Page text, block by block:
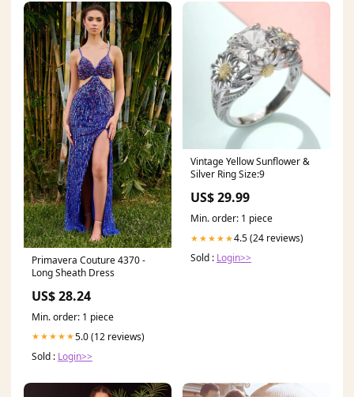
Primavera Couture 4370 -
Long Sheath Dress
US$ 28.24
Min. order: 1 piece
★★★★★5.0 (12 reviews)
Sold : Login>>
Vintage Yellow Sunflower &
Silver Ring Size:9
US$ 29.99
Min. order: 1 piece
★★★★★4.5 (24 reviews)
Sold : Login>>